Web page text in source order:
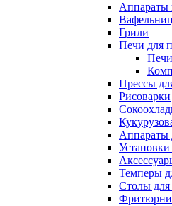
Аппараты
Грили
Печи для
Прессы
Рисоварки
Аппараты
Темперы
Столы